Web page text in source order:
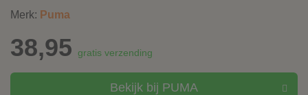
Merk: Puma
38,95 gratis verzending
Bekijk bij PUMA